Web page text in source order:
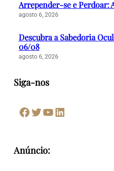
Arrepender-se e Perdoar:
agosto 6, 2026
Descubra a Sabedoria
06/08
agosto 6, 2026
Siga-nos
Facebook Twitter Youtube LinkedIn
Anúncio: